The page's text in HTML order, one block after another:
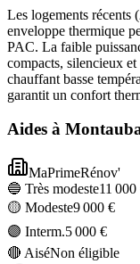
Les logements récents
enveloppe thermique
PAC. La faible
compacts, silencieux
chauffant basse
garantit un confort
Aides à
MaPrimeRénov'
🔵 Très modeste11 000
🟡 Modeste9 000 €
🟣 Interm.5 000 €
🔴 AiséNon éligible